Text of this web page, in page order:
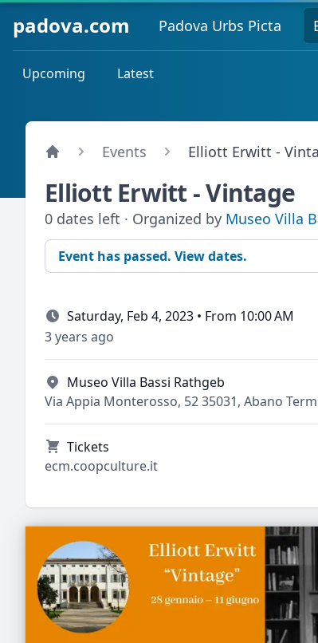
padova.com Padova Urbs Picta
Upcoming Latest
Events Elliott Erwitt -
Elliott Erwitt - Vintage
0 dates left · Organized by Museo Villa
Event has passed. View dates.
Saturday, Feb 4, 2023 • From 10:00 AM
3 years ago
Museo Villa Bassi Rathgeb
Via Appia Monterosso, 52 35031, Abano
Tickets
ecm.coopculture.it